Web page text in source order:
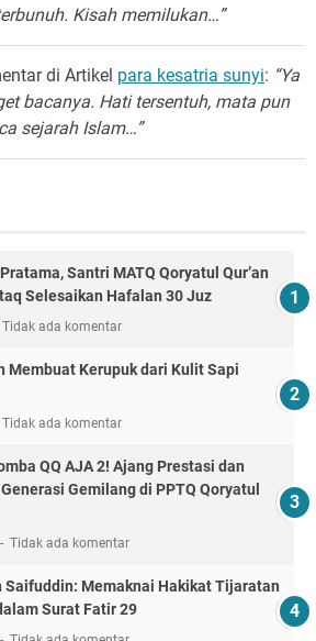
Kisah memilukan…”
di Artikel para kesatria sunyi: “Ya
bacanya. Hati tersentuh, mata pun
sejarah Islam…”
Santri MATQ Qoryatul Qur’an
Selesaikan Hafalan 30 Juz
Tidak ada komentar
Membuat Kerupuk dari Kulit Sapi
Tidak ada komentar
QQ AJA 2! Ajang Prestasi dan
Gemilang di PPTQ Qoryatul
Tidak ada komentar
Saifuddin: Memaknai Hakikat Tijaratan
Surat Fatir 29